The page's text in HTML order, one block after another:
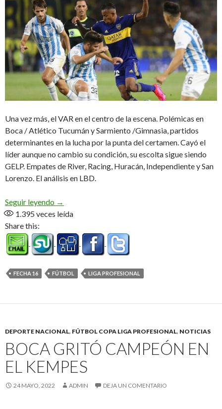
Una vez más, el VAR en el centro de la escena. Polémicas en
Boca / Atlético Tucumán y Sarmiento /Gimnasia, partidos
determinantes en la lucha por la punta del certamen. Cayó el
líder aunque no cambio su condición, su escolta sigue siendo
GELP. Empates de River, Racing, Huracán, Independiente y San
Lorenzo. El análisis en LBD.
Seguir leyendo Otra fecha llena de polémicas
→
1.395 veces leída
Share this:
FECHA 16 FÚTBOL LIGA PROFESIONAL
DEPORTE NACIONAL, FÚTBOL COPA LIGA PROFESIONAL, NOTICIAS
BOCA GRITÓ CAMPEÓN EN
EL KEMPES
24 MAYO, 2022 ADMIN DEJA UN COMENTARIO